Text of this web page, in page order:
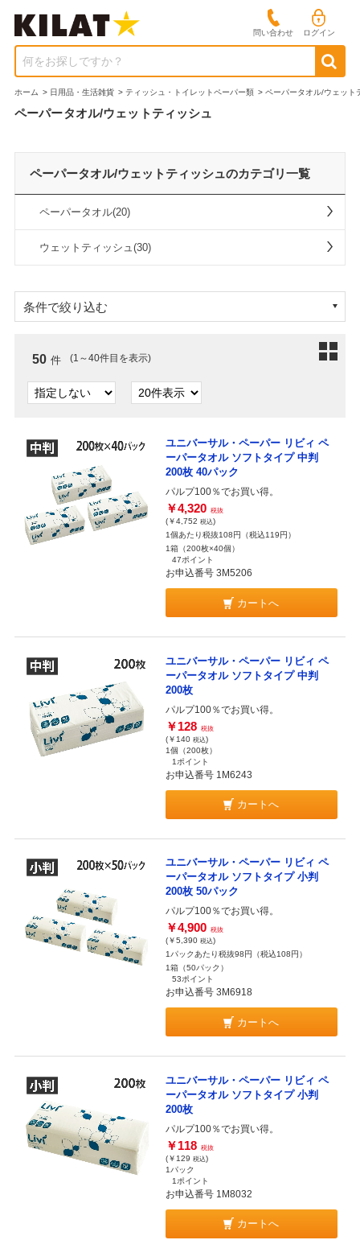
問い合わせ ログイン
何をお探しですか？
ホーム > 日用品・生活雑貨 > ティッシュ・トイレットペーパー類 > ペーパータオル/ウェット
ペーパータオル/ウェットティッシュ
ペーパータオル/ウェットティッシュのカテゴリ一覧
ペーパータオル(20)
ウェットティッシュ(30)
条件で絞り込む
50 件 (1～40件目を表示)
ユニバーサル・ペーパー リビィ ペ
ーパータオル ソフトタイプ 中判
200枚 40パック
パルプ100％でお買い得。
￥4,320 税抜
(￥4,752 税込)
1個あたり税抜108円（税込119円）
1箱（200枚×40個）
47ポイント
お申込番号 3M5206
カートへ
ユニバーサル・ペーパー リビィ ペ
ーパータオル ソフトタイプ 中判
200枚
パルプ100％でお買い得。
￥128 税抜
(￥140 税込)
1個（200枚）
1ポイント
お申込番号 1M6243
カートへ
ユニバーサル・ペーパー リビィ ペ
ーパータオル ソフトタイプ 小判
200枚 50パック
パルプ100％でお買い得。
￥4,900 税抜
(￥5,390 税込)
1パックあたり税抜98円（税込108円）
1箱（50パック）
53ポイント
お申込番号 3M6918
カートへ
ユニバーサル・ペーパー リビィ ペ
ーパータオル ソフトタイプ 小判
200枚
パルプ100％でお買い得。
￥118 税抜
(￥129 税込)
1パック
1ポイント
お申込番号 1M8032
カートへ